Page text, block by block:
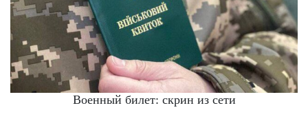
Военный билет: скрин из сети